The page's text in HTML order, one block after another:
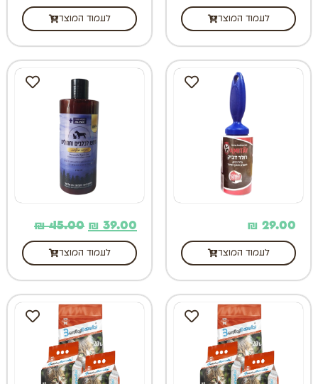
לעמוד המוצר לעמוד המוצר
29.00
₪
לעמוד המוצר
39.00
₪
45.00
₪
לעמוד המוצר